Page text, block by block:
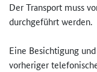
Der Transport muss
durchgeführt werden.
Eine Besichtigung
vorheriger